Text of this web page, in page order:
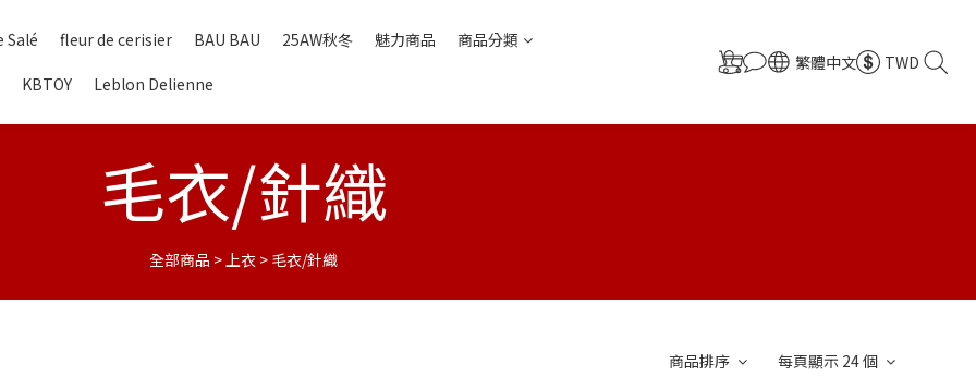
Salé fleur de cerisier BAU BAU 25AW秋冬 魅力商品 商品分類
KBTOY Leblon Delienne
繁體中文 TWD
毛衣/針織
全部商品 >上衣 > 毛衣/針織
商品排序 每頁顯示 24 個